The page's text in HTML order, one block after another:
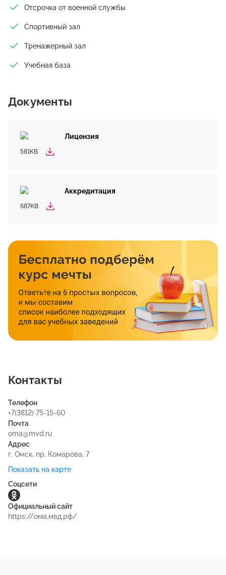
Отсрочка от военной службы
Спортивный зал
Тренажерный зал
Учебная база
Документы
Лицензия
581KB
Аккредитация
687KB
Контакты
Телефон
+7(3812) 75-15-60
Почта
oma@mvd.ru
Адрес
г. Омск, пр. Комарова, 7
Показать на карте
Соцсети
Официальный сайт
https://ома.мвд.рф/